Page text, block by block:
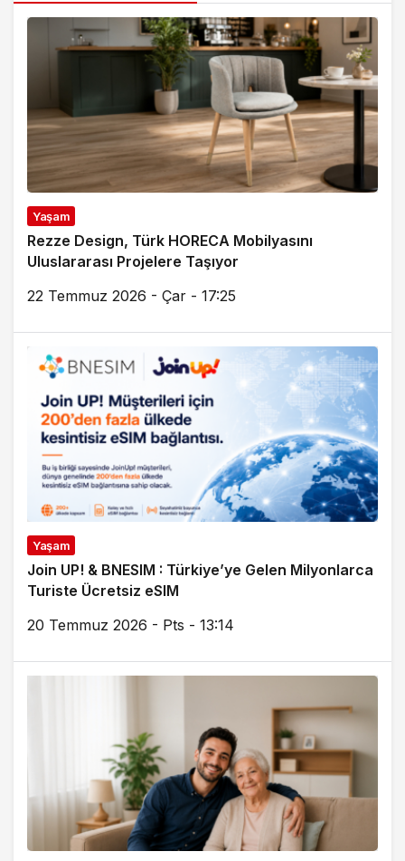
Yaşam
Rezze Design, Türk HORECA Mobilyasını
Uluslararası Projelere Taşıyor
22 Temmuz 2026 - Çar - 17:25
Yaşam
Join UP! & BNESIM : Türkiye’ye Gelen Milyonlarca
Turiste Ücretsiz eSIM
20 Temmuz 2026 - Pts - 13:14